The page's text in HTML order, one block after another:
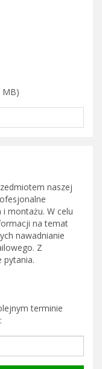
MB)
naszej
montażu. W celu
na temat
nawadnianie
Z
pytania.
terminie